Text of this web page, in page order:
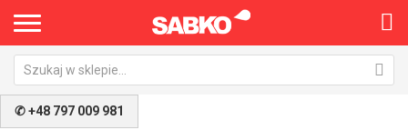
✆ +48 797 009 981